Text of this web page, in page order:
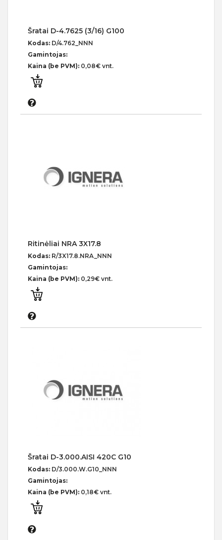
Šratai D-4.7625 (3/16) G100
Kodas: D/4.762_NNN
Gamintojas:
Kaina (be PVM): 0,08€ vnt.
Ritinėliai NRA 3X17.8
Kodas: R/3X17.8.NRA_NNN
Gamintojas:
Kaina (be PVM): 0,29€ vnt.
Šratai D-3.000.AISI 420C G10
Kodas: D/3.000.W.G10_NNN
Gamintojas:
Kaina (be PVM): 0,18€ vnt.